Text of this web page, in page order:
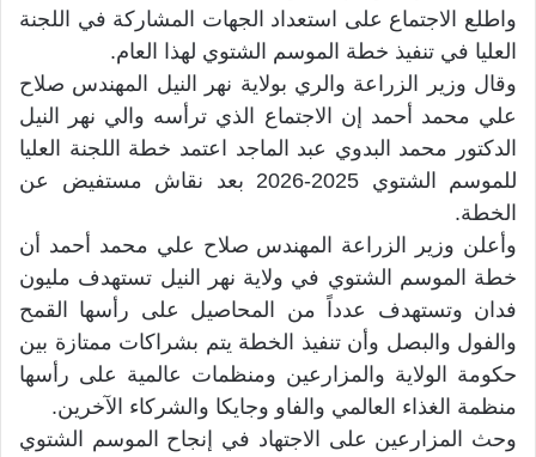
واطلع الاجتماع على استعداد الجهات المشاركة في اللجنة
العليا في تنفيذ خطة الموسم الشتوي لهذا العام.
وقال وزير الزراعة والري بولاية نهر النيل المهندس صلاح
علي محمد أحمد إن الاجتماع الذي ترأسه والي نهر النيل
الدكتور محمد البدوي عبد الماجد اعتمد خطة اللجنة العليا
للموسم الشتوي 2025-2026 بعد نقاش مستفيض عن
الخطة.
وأعلن وزير الزراعة المهندس صلاح علي محمد أحمد أن
خطة الموسم الشتوي في ولاية نهر النيل تستهدف مليون
فدان وتستهدف عدداً من المحاصيل على رأسها القمح
والفول والبصل وأن تنفيذ الخطة يتم بشراكات ممتازة بين
حكومة الولاية والمزارعين ومنظمات عالمية على رأسها
منظمة الغذاء العالمي والفاو وجايكا والشركاء الآخرين.
وحث المزارعين على الاجتهاد في إنجاح الموسم الشتوي